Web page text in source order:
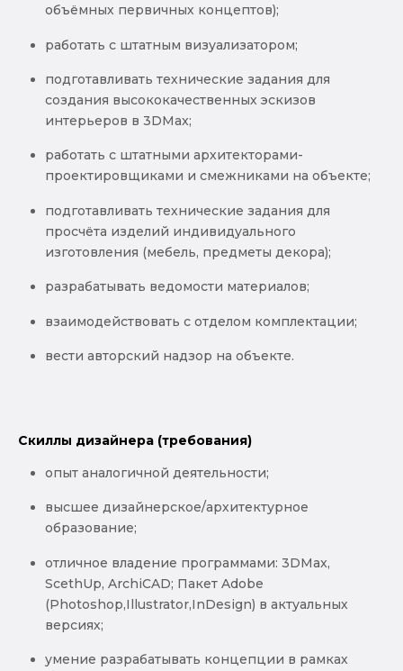
объёмных первичных концептов);
работать с штатным визуализатором;
подготавливать технические задания для
создания высококачественных эскизов
интерьеров в 3DMax;
работать с штатными архитекторами-
проектировщиками и смежниками на объекте;
подготавливать технические задания для
просчёта изделий индивидуального
изготовления (мебель, предметы декора);
разрабатывать ведомости материалов;
взаимодействовать с отделом комплектации;
вести авторский надзор на объекте.
Скиллы дизайнера (требования)
опыт аналогичной деятельности;
высшее дизайнерское/архитектурное
образование;
отличное владение программами: 3DMax,
ScethUp, ArchiCAD; Пакет Adobe
(Photoshop,Illustrator,InDesign) в актуальных
версиях;
умение разрабатывать концепции в рамках